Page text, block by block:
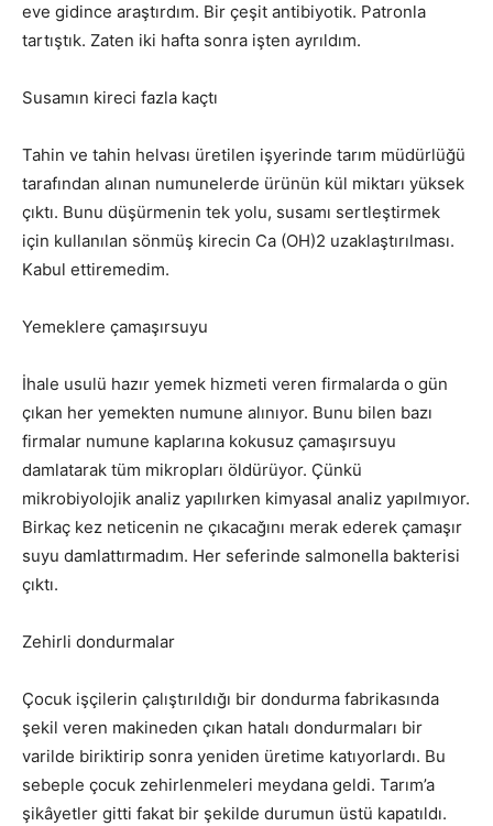
eve gidince araştırdım. Bir çeşit antibiyotik. Patronla
tartıştık. Zaten iki hafta sonra işten ayrıldım.
Susamın kireci fazla kaçtı
Tahin ve tahin helvası üretilen işyerinde tarım müdürlüğü
tarafından alınan numunelerde ürünün kül miktarı yüksek
çıktı. Bunu düşürmenin tek yolu, susamı sertleştirmek
için kullanılan sönmüş kirecin Ca (OH)2 uzaklaştırılması.
Kabul ettiremedim.
Yemeklere çamaşırsuyu
İhale usulü hazır yemek hizmeti veren firmalarda o gün
çıkan her yemekten numune alınıyor. Bunu bilen bazı
firmalar numune kaplarına kokusuz çamaşırsuyu
damlatarak tüm mikropları öldürüyor. Çünkü
mikrobiyolojik analiz yapılırken kimyasal analiz yapılmıyor.
Birkaç kez neticenin ne çıkacağını merak ederek çamaşır
suyu damlattırmadım. Her seferinde salmonella bakterisi
çıktı.
Zehirli dondurmalar
Çocuk işçilerin çalıştırıldığı bir dondurma fabrikasında
şekil veren makineden çıkan hatalı dondurmaları bir
varilde biriktirip sonra yeniden üretime katıyorlardı. Bu
sebeple çocuk zehirlenmeleri meydana geldi. Tarım’a
şikâyetler gitti fakat bir şekilde durumun üstü kapatıldı.